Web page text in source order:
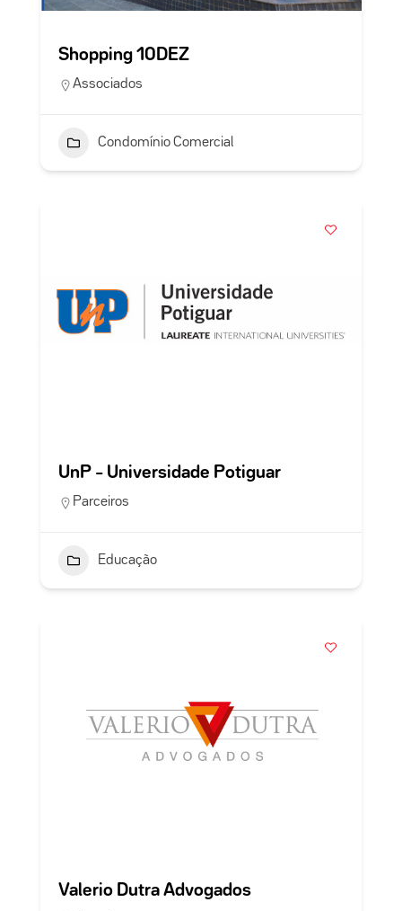
Shopping 10DEZ
Associados
Condomínio Comercial
UnP – Universidade Potiguar
Parceiros
Educação
Valerio Dutra Advogados